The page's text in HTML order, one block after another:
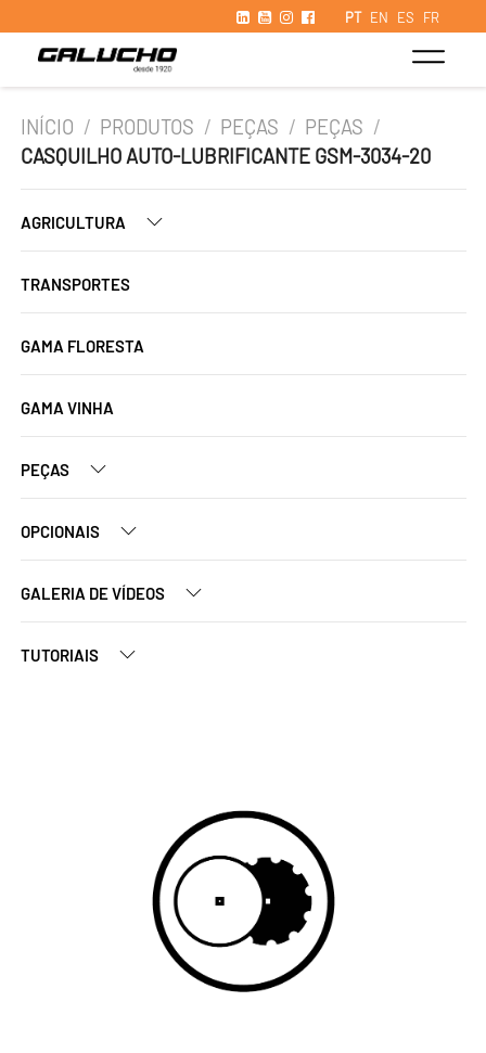
PT EN ES FR
INÍCIO / PRODUTOS / PEÇAS / PEÇAS /
CASQUILHO AUTO-LUBRIFICANTE GSM-3034-20
AGRICULTURA
TRANSPORTES
GAMA FLORESTA
GAMA VINHA
PEÇAS
OPCIONAIS
GALERIA DE VÍDEOS
TUTORIAIS